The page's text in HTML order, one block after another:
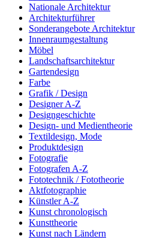
Nationale Architektur
Architekturführer
Sonderangebote Architektur
Innenraumgestaltung
Möbel
Landschaftsarchitektur
Gartendesign
Farbe
Grafik / Design
Designer A-Z
Designgeschichte
Design- und Medientheorie
Textildesign, Mode
Produktdesign
Fotografie
Fotografen A-Z
Fototechnik / Fototheorie
Aktfotographie
Künstler A-Z
Kunst chronologisch
Kunsttheorie
Kunst nach Ländern